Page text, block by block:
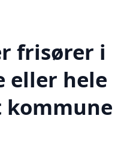
frisører i
eller hele
kommune